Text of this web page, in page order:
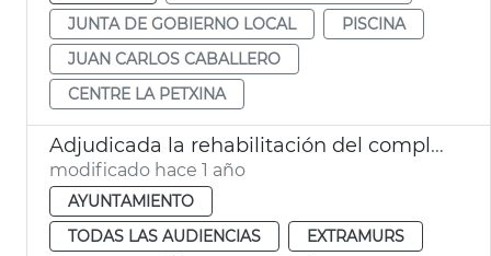
JUNTA DE GOBIERNO LOCAL
PISCINA
JUAN CARLOS CABALLERO
CENTRE LA PETXINA
Adjudicada la rehabilitación del complejo de Abastos de València
modificado hace 1 año
AYUNTAMIENTO
TODAS LAS AUDIENCIAS
EXTRAMURS